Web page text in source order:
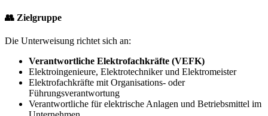
👥 Zielgruppe
Die Unterweisung richtet sich an:
Verantwortliche Elektrofachkräfte (VEFK)
Elektroingenieure, Elektrotechniker und Elektromeister
Elektrofachkräfte mit Organisations- oder
Führungsverantwortung
Verantwortliche für elektrische Anlagen und Betriebsmittel im